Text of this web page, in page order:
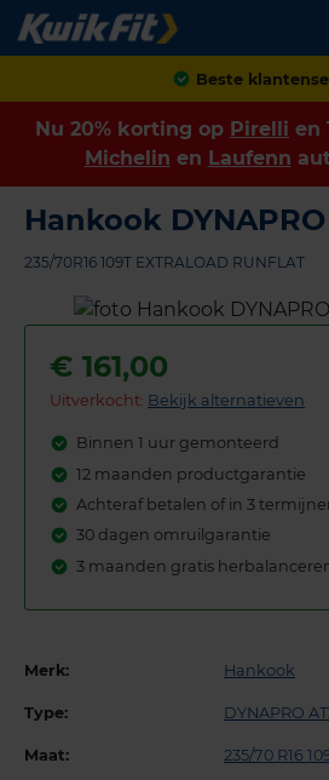
Achteraf
Nu 20% korting op Pirelli en
Michelin en Laufenn
Hankook
235/70R16 109T EXTRALOAD RUNFLAT
€ 161,00
Uitverkocht: Bekijk alternatieven
Binnen 1 uur gemonteerd
12 maanden productgarantie
Achteraf betalen of in 3
30 dagen omruilgarantie
3 maanden gratis
Merk: Hankook
Type: DYNAPRO
Maat: 235/70 R16